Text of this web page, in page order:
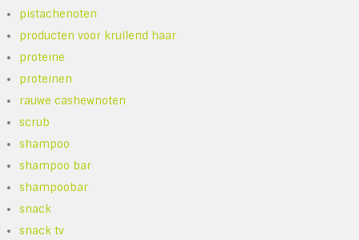
pistachenoten
producten voor krullend haar
proteine
proteinen
rauwe cashewnoten
scrub
shampoo
shampoo bar
shampoobar
snack
snack tv